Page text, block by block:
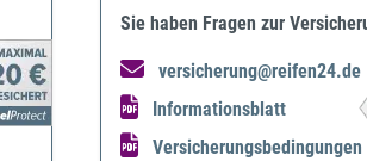
Sie haben Fragen zur
versicherung@reifen24.de
Informationsblatt
Versicherungsbedingungen